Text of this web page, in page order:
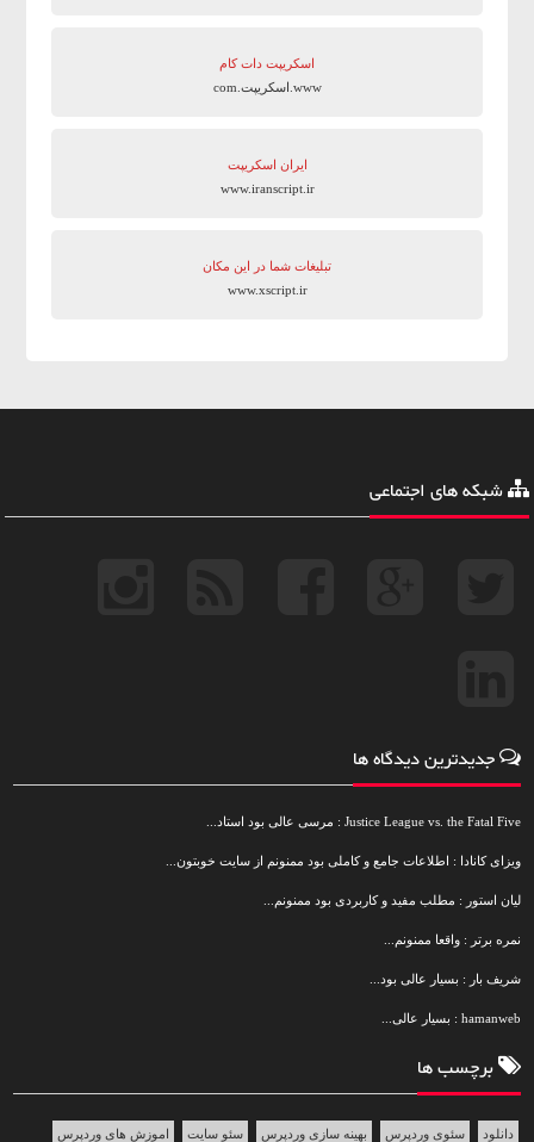
اسکریپت دات کام
www.اسکریپت.com
ایران اسکریپت
www.iranscript.ir
تبلیغات شما در این مکان
www.xscript.ir
شبکه های اجتماعی
جدیدترین دیدگاه ها
Justice League vs. the Fatal Five : مرسی عالی بود استاد...
ویزای کانادا : اطلاعات جامع و کاملی بود ممنونم از سایت خوبتون...
لیان استور : مطلب مفید و کاربردی بود ممنونم...
نمره برتر : واقعا ممنونم...
شریف بار : بسیار عالی بود...
hamanweb : بسیار عالی...
برچسب ها
دانلود سئوی وردپرس بهینه سازی وردپرس سئو سایت اموزش های وردپرس